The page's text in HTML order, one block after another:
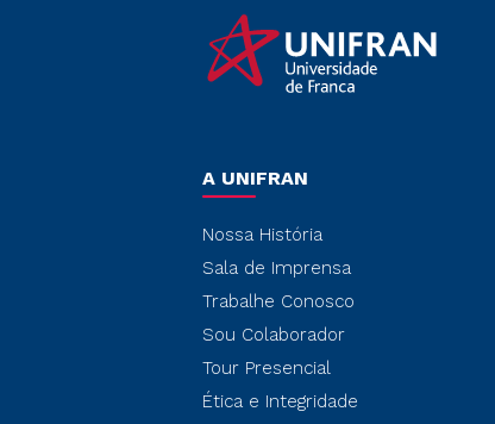
A UNIFRAN
Nossa História
Sala de Imprensa
Trabalhe Conosco
Sou Colaborador
Tour Presencial
Ética e Integridade